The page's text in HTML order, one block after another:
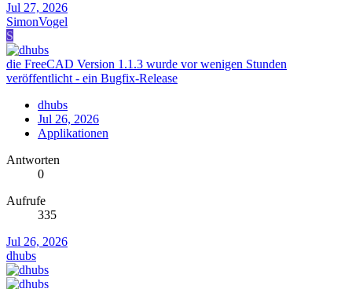
Jul 27, 2026
SimonVogel
S
die FreeCAD Version 1.1.3 wurde vor wenigen Stunden
veröffentlicht - ein Bugfix-Release
dhubs
Jul 26, 2026
Applikationen
Antworten
0
Aufrufe
335
Jul 26, 2026
dhubs